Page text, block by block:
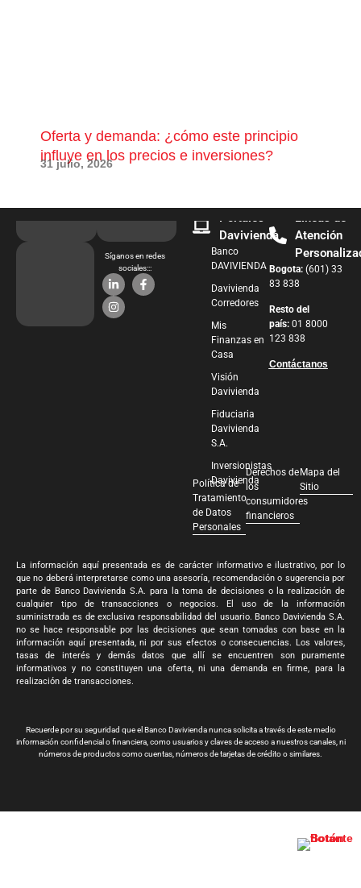
Oferta y demanda: ¿cómo este principio
influye en los precios e inversiones?
31 julio, 2026
Síganos en redes
sociales:::
Davivienda
Banco
DAVIVIENDA
Davivienda
Corredores
Mis
Finanzas en
Casa
Visión
Davivienda
Fiduciaria
Davivienda
S.A.
Inversionistas
Davivienda
Atención
Bogota: (601) 33
83 838
Resto del
país: 01 8000
123 838
Contáctanos
Política de
Tratamiento
de Datos
Personales
Derechos de
los
consumidores
financieros
Mapa del
Sitio
La información aquí presentada es de carácter informativo e ilustrativo, por lo
que no deberá interpretarse como una asesoría, recomendación o sugerencia por
parte de Banco Davivienda S.A. para la toma de decisiones o la realización de
cualquier tipo de transacciones o negocios. El uso de la información
suministrada es de exclusiva responsabilidad del usuario. Banco Davivienda S.A.
no se hace responsable por las decisiones que sean tomadas con base en la
información aquí presentada, ni por sus efectos o consecuencias. Los valores,
tasas de interés y demás datos que allí se encuentren son puramente
informativos y no constituyen una oferta, ni una demanda en firme, para la
realización de transacciones.
Recuerde por su seguridad que el Banco Davivienda nunca solicita a través de este medio
información confidencial o financiera, como usuarios y claves de acceso a nuestros canales, ni
números de productos como cuentas, números de tarjetas de crédito o similares.